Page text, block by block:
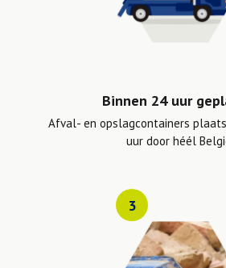
Binnen 24 uur
Afval- en opslagcontainers
uur door héél
3